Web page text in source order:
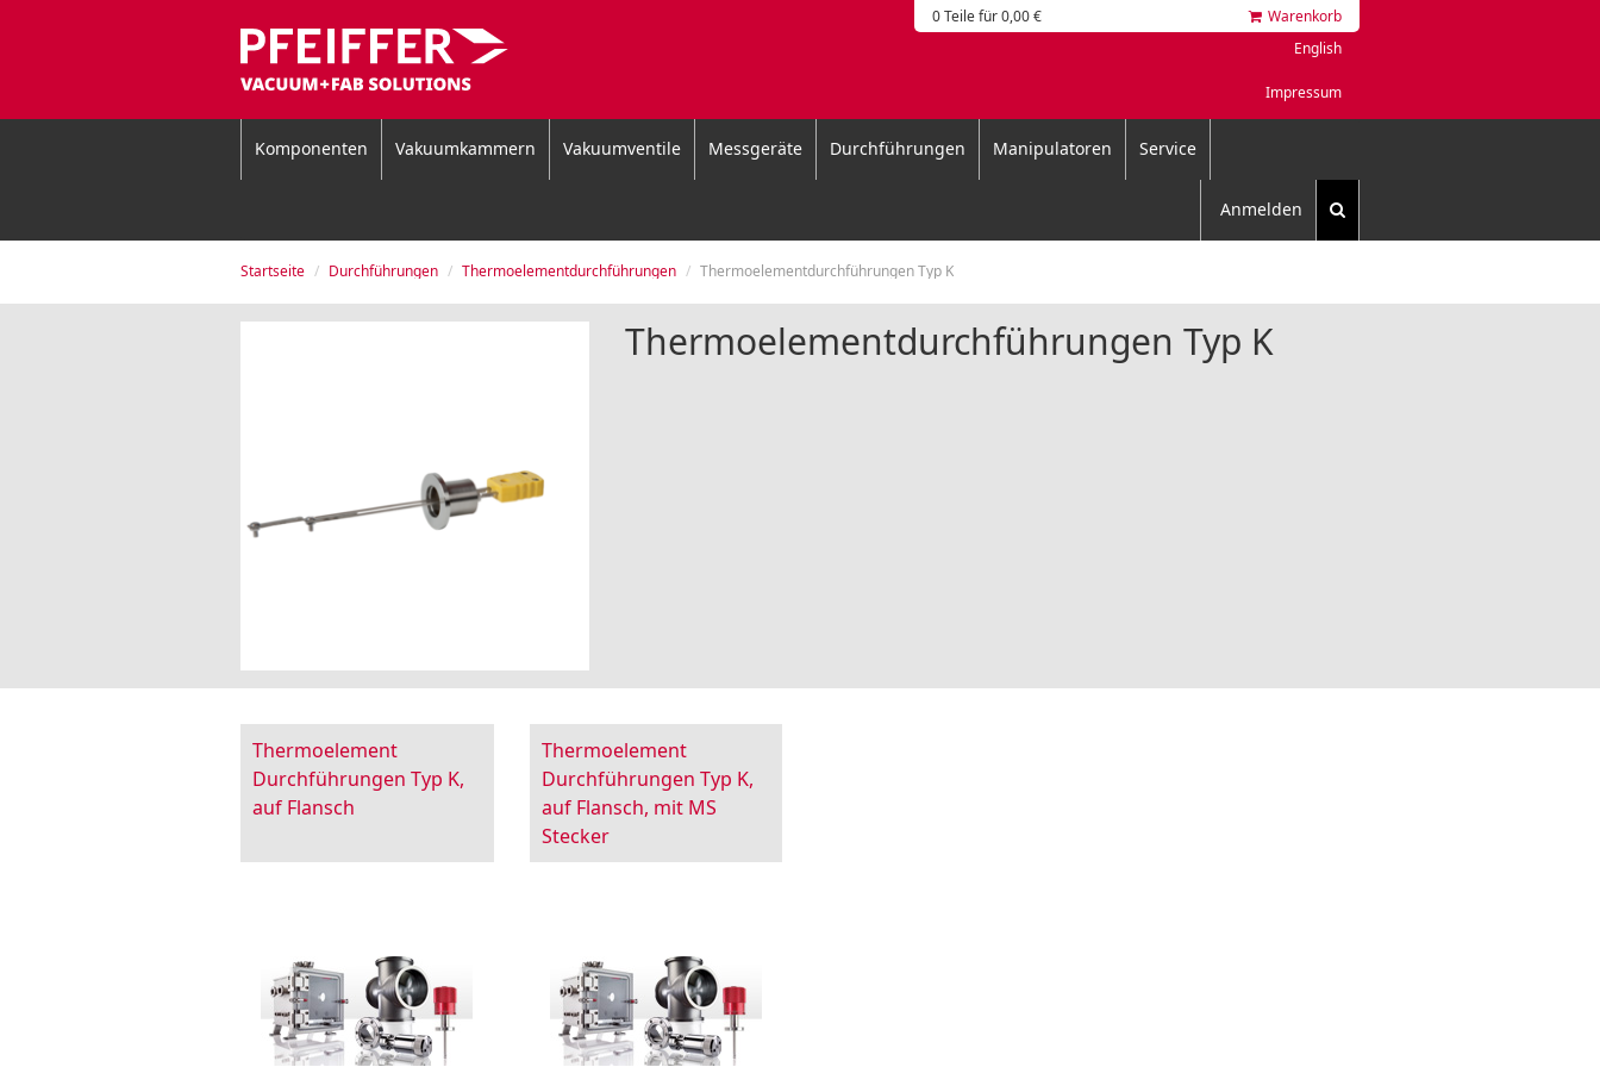
0 Teile für 0,00 €
Warenkorb
English
Impressum
Komponenten Vakuumkammern Vakuumventile Messgeräte Durchführungen Manipulatoren Service
Anmelden
Startseite Durchführungen Thermoelementdurchführungen Thermoelementdurchführungen Typ K
Thermoelementdurchführungen Typ K
Thermoelement
Durchführungen Typ K,
auf Flansch
Thermoelement
Durchführungen Typ K,
auf Flansch, mit MS
Stecker